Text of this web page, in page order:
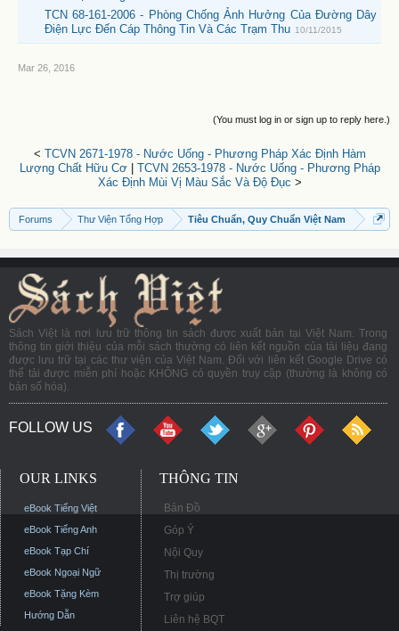
TCN 68-161-2006 - Phòng Chống Ảnh Hưởng Của Đường Dây
Điện Lực Đến Cáp Thông Tin Và Các Trạm Thu 10/11/2015
Mar 26, 2016
(You must log in or sign up to reply here.)
< TCVN 2671-1978 - Nước Uống - Phương Pháp Xác Định Hàm
Lượng Chất Hữu Cơ| TCVN 2653-1978 - Nước Uống - Phương Pháp
Xác Định Mùi Vị Màu Sắc Và Độ Đục >
Forums Thư Viện Tổng Hợp Tiêu Chuẩn, Quy Chuẩn Việt Nam
Sách Việt là nơi lưu trữ thông tin sách được xuất bản tại Việt Nam. Trong
thông tin giới thiệu của mỗi sách thường có liên kết nguồn của tài liệu đang
được lưu trữ tại các thư viện của Việt Nam. Đối với liên kết Google Drive có
thể tải được miễn phí hoặc KHÔNG có quyền truy cập (thường là không có
bản số hóa).
FOLLOW US
OUR LINKS
eBook Tiếng Việt
eBook Tiếng Anh
eBook Tạp Chí
eBook Ngoại Ngữ
eBook Tặng Kèm
Hướng Dẫn
THÔNG TIN
Bản Đồ
Góp Ý
Nội Quy
Thị trường
Trợ giúp
Liên hệ BQT